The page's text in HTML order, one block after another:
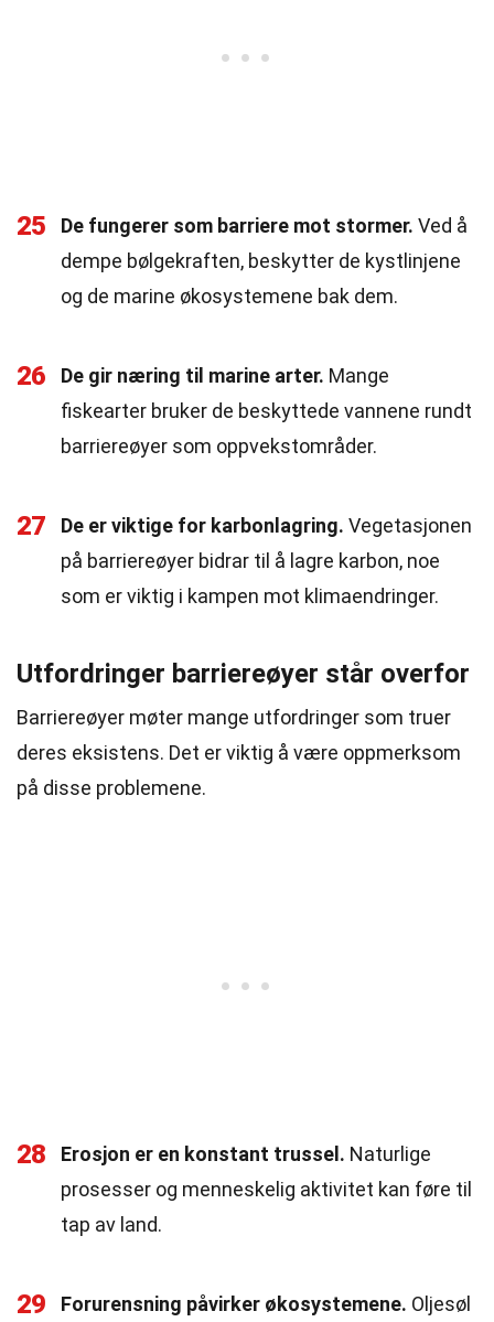
25 De fungerer som barriere mot stormer. Ved å
dempe bølgekraften, beskytter de kystlinjene
og de marine økosystemene bak dem.
26 De gir næring til marine arter. Mange
fiskearter bruker de beskyttede vannene rundt
barriereøyer som oppvekstområder.
27 De er viktige for karbonlagring. Vegetasjonen
på barriereøyer bidrar til å lagre karbon, noe
som er viktig i kampen mot klimaendringer.
Utfordringer barriereøyer står overfor
Barriereøyer møter mange utfordringer som truer
deres eksistens. Det er viktig å være oppmerksom
på disse problemene.
28 Erosjon er en konstant trussel. Naturlige
prosesser og menneskelig aktivitet kan føre til
tap av land.
29 Forurensning påvirker økosystemene. Oljesøl